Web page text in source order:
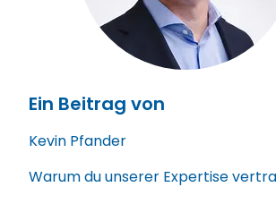
Ein Beitrag von
Kevin Pfander
Warum du unserer Expertise